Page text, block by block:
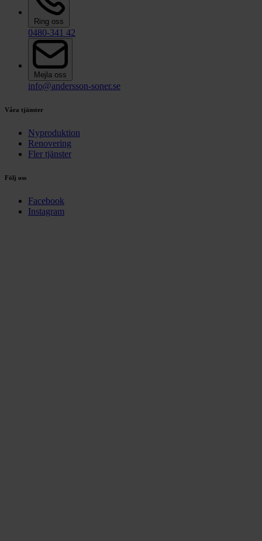
Ring oss
0480-341 42
Mejla oss
info@andersson-soner.se
Våra tjänster
Nyproduktion
Renovering
Fler tjänster
Följ oss
Facebook
Instagram